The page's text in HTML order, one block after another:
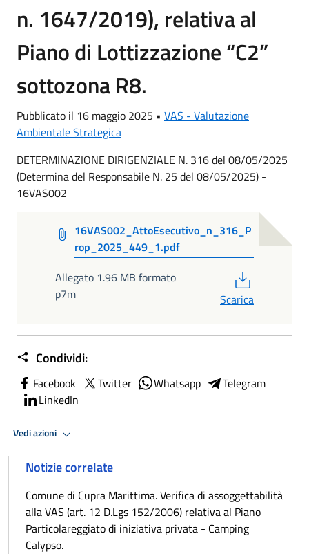
n. 1647/2019), relativa al
Piano di Lottizzazione “C2”
sottozona R8.
Pubblicato il 16 maggio 2025 • VAS - Valutazione
Ambientale Strategica
DETERMINAZIONE DIRIGENZIALE N. 316 del 08/05/2025
(Determina del Responsabile N. 25 del 08/05/2025) -
16VAS002
16VAS002_AttoEsecutivo_n_316_P
rop_2025_449_1.pdf
Allegato 1.96 MB formato
p7m
Scarica
Condividi:
Facebook Twitter Whatsapp
Telegram
LinkedIn
Vedi azioni
Notizie correlate
Comune di Cupra Marittima. Verifica di assoggettabilità
alla VAS (art. 12 D.Lgs 152/2006) relativa al Piano
Particolareggiato di iniziativa privata - Camping
Calypso.